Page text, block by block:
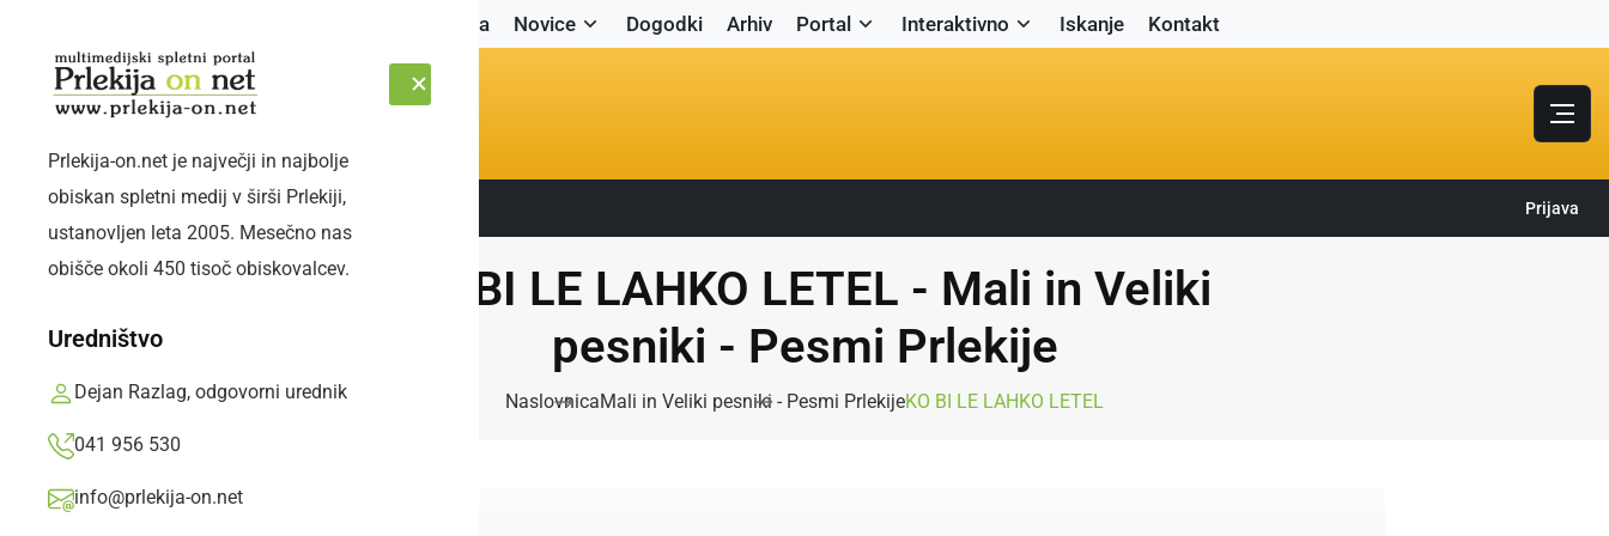
Naslovnica Novice Dogodki Arhiv Portal Interaktivno Iskanje Kontakt
SOBOTA, 8. AVGUST 2026 Sledite nam: Prijava
Prlekija-on.net je največji in najbolje
obiskan spletni medij v širši Prlekiji,
ustanovljen leta 2005. Mesečno nas
obišče okoli 450 tisoč obiskovalcev.
Uredništvo
Dejan Razlag, odgovorni urednik
041 956 530
info@prlekija-on.net
KO BI LE LAHKO LETEL - Mali in Veliki
pesniki - Pesmi Prlekije
NaslovnicaMali in Veliki pesniki - Pesmi PrlekijeKO BI LE LAHKO LETEL